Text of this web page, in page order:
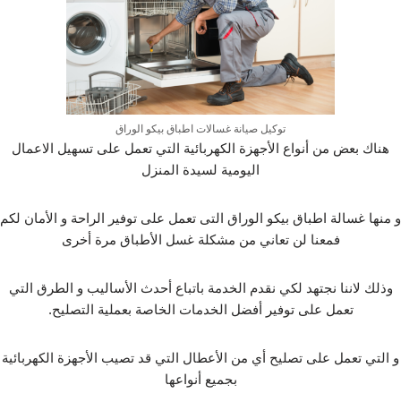
توكيل صيانة غسالات اطباق بيكو الوراق
هناك بعض من أنواع الأجهزة الكهربائية التي تعمل على تسهيل الاعمال
اليومية لسيدة المنزل
و منها غسالة اطباق بيكو الوراق التى تعمل على توفير الراحة و الأمان لكم
فمعنا لن تعاني من مشكلة غسل الأطباق مرة أخرى
وذلك لاننا نجتهد لكي نقدم الخدمة باتباع أحدث الأساليب و الطرق التي
تعمل على توفير أفضل الخدمات الخاصة بعملية التصليح.
و التي تعمل على تصليح أي من الأعطال التي قد تصيب الأجهزة الكهربائية
بجميع أنواعها